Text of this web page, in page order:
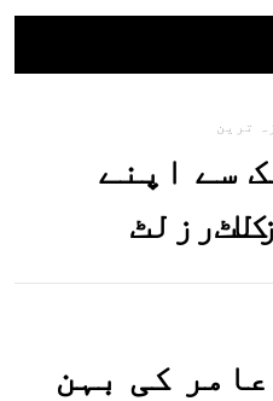
ترین
سے اپنے
رزلٹ
کی بہن